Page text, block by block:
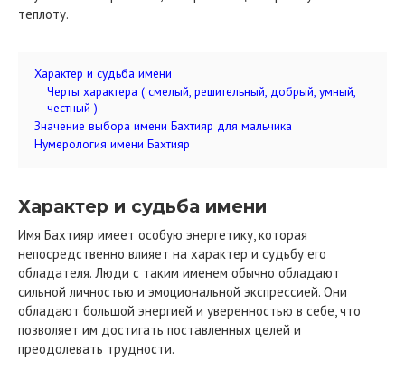
теплоту.
Характер и судьба имени
Черты характера ( смелый, решительный, добрый, умный,
честный )
Значение выбора имени Бахтияр для мальчика
Нумерология имени Бахтияр
Характер и судьба имени
Имя Бахтияр имеет особую энергетику, которая
непосредственно влияет на характер и судьбу его
обладателя. Люди с таким именем обычно обладают
сильной личностью и эмоциональной экспрессией. Они
обладают большой энергией и уверенностью в себе, что
позволяет им достигать поставленных целей и
преодолевать трудности.